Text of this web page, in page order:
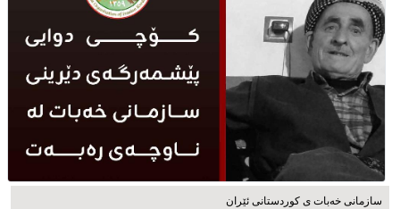
سازمانی خەبات ی كوردستانی ئێران